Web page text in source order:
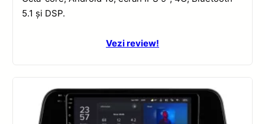
5.1 și DSP.
Vezi review!